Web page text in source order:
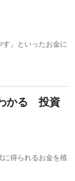
す」といったお金に
かる 投資
得られるお金を殖